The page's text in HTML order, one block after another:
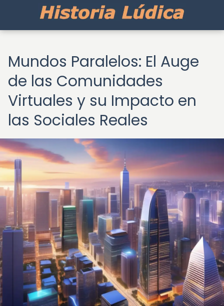
Mundos Paralelos: El Auge
de las Comunidades
Virtuales y su Impacto en
las Sociales Reales